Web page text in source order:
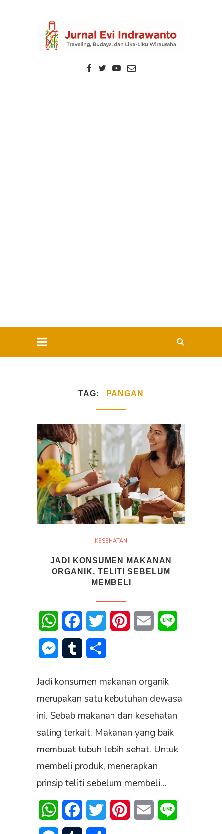
TAG PANGAN
KESEHATAN
JADI KONSUMEN MAKANAN
ORGANIK, TELITI SEBELUM
MEMBELI
WhatsAppFacebookTwitter PinterestEmail
Messenger
Tumblr
Jadi konsumen makanan organik
merupakan satu kebutuhan dewasa
ini. Sebab makanan dan kesehatan
saling terkait. Makanan yang baik
membuat tubuh lebih sehat. Untuk
membeli produk, menerapkan
prinsip teliti sebelum membeli…
WhatsAppFacebookTwitter PinterestEmail